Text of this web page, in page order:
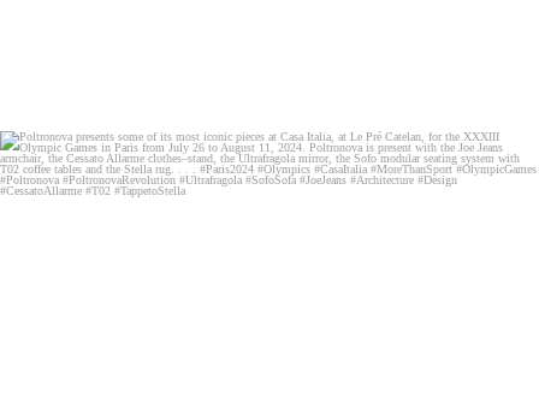
Poltronova presents some of its most iconic pieces...